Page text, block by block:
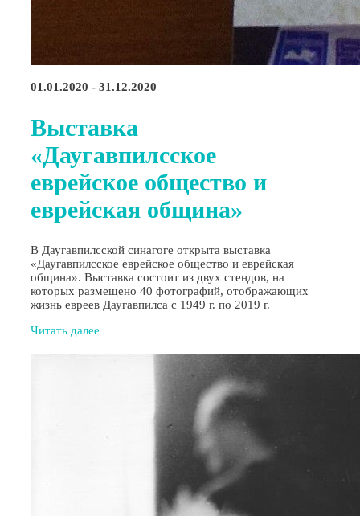
01.01.2020 - 31.12.2020
Выставка
«Даугавпилсское
еврейское общество и
еврейская община»
В Даугавпилсской синагоге открыта выставка
«Даугавпилсское еврейское общество и еврейская
община». Выставка состоит из двух стендов, на
которых размещено 40 фотографий, отображающих
жизнь евреев Даугавпилса с 1949 г. по 2019 г.
Читать далее